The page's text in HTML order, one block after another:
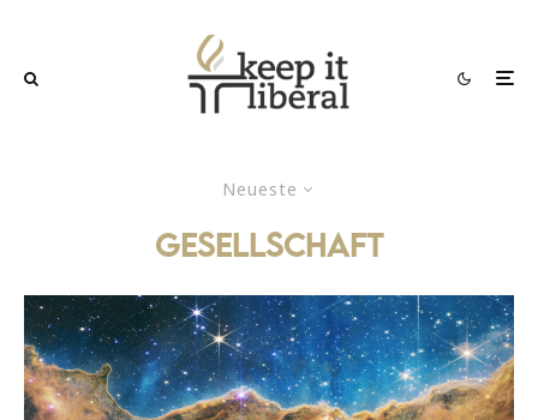
Neueste
Gesellschaft